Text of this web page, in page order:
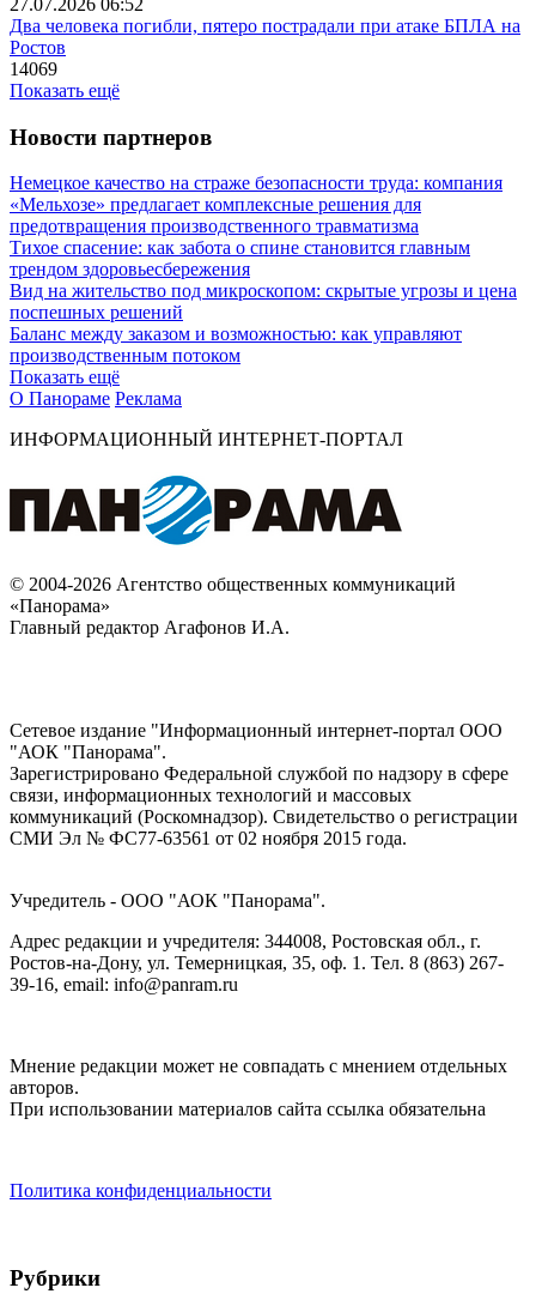
27.07.2026 06:52
Два человека погибли, пятеро пострадали при атаке БПЛА на
Ростов
14069
Показать ещё
Новости партнеров
Немецкое качество на страже безопасности труда: компания
«Мельхозе» предлагает комплексные решения для
предотвращения производственного травматизма
Тихое спасение: как забота о спине становится главным
трендом здоровьесбережения
Вид на жительство под микроскопом: скрытые угрозы и цена
поспешных решений
Баланс между заказом и возможностью: как управляют
производственным потоком
Показать ещё
О Панораме Реклама
ИНФОРМАЦИОННЫЙ ИНТЕРНЕТ-ПОРТАЛ
© 2004-2026 Агентство общественных коммуникаций
«Панорама»
Главный редактор Агафонов И.А.
Сетевое издание "Информационный интернет-портал ООО
"АОК "Панорама".
Зарегистрировано Федеральной службой по надзору в сфере
связи, информационных технологий и массовых
коммуникаций (Роскомнадзор). Cвидетельство о регистрации
СМИ Эл № ФС77-63561 от 02 ноября 2015 года.
Учредитель - ООО "АОК "Панорама".
Адрес редакции и учредителя: 344008, Ростовская обл., г.
Ростов-на-Дону, ул. Темерницкая, 35, оф. 1. Тел. 8 (863) 267-
39-16, email: info@panram.ru
Мнение редакции может не совпадать с мнением отдельных
авторов.
При использовании материалов сайта ссылка обязательна
Политика конфиденциальности
Рубрики